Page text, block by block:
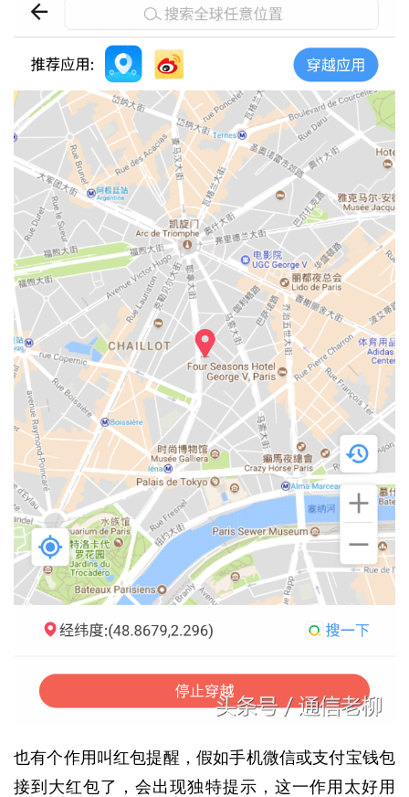
也有个作用叫红包提醒，假如手机微信或支付宝钱包
接到大红包了，会出现独特提示，这一作用太好用